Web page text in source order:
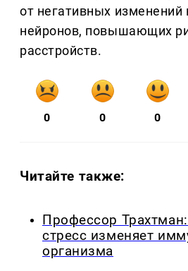
от негативных изменений
нейронов, повышающих
расстройств.
0 0 0
Читайте также:
Профессор
стресс изменяет
организма